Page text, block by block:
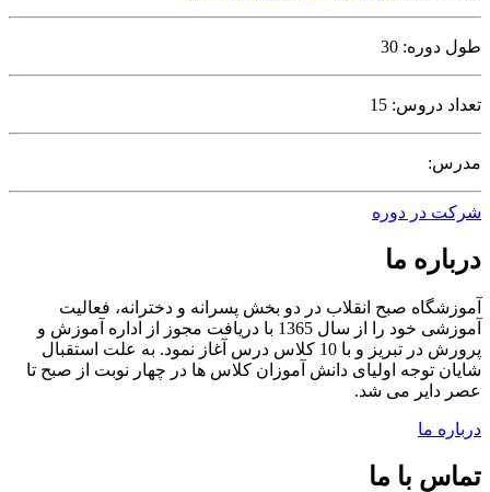
طول دوره: 30
تعداد دروس: 15
مدرس:
شرکت در دوره
درباره ما
آموزشگاه صبح انقلاب در دو بخش پسرانه و دخترانه، فعالیت
آموزشی خود را از سال 1365 با دریافت مجوز از اداره آموزش و
پرورش در تبریز و با 10 کلاس درس آغاز نمود. به علت استقبال
شایان توجه اولیای دانش آموزان کلاس ها در چهار نوبت از صبح تا
عصر دایر می شد.
درباره ما
تماس با ما